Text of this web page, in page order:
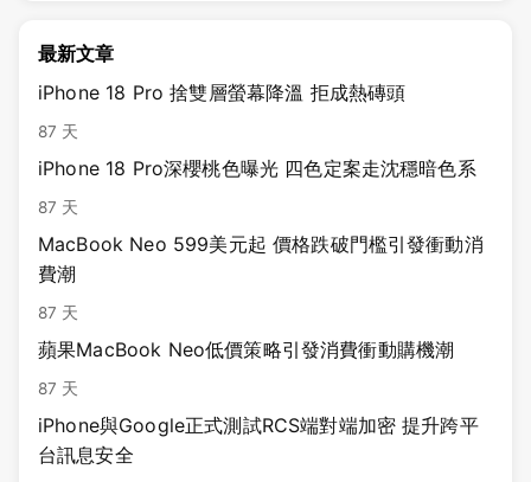
最新文章
iPhone 18 Pro 捨雙層螢幕降溫 拒成熱磚頭
87 天
iPhone 18 Pro深櫻桃色曝光 四色定案走沈穩暗色系
87 天
MacBook Neo 599美元起 價格跌破門檻引發衝動消
費潮
87 天
蘋果MacBook Neo低價策略引發消費衝動購機潮
87 天
iPhone與Google正式測試RCS端對端加密 提升跨平
台訊息安全